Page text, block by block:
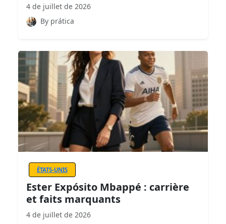
4 de juillet de 2026
By prática
ÉTATS-UNIS
Ester Expósito Mbappé : carrière
et faits marquants
4 de juillet de 2026